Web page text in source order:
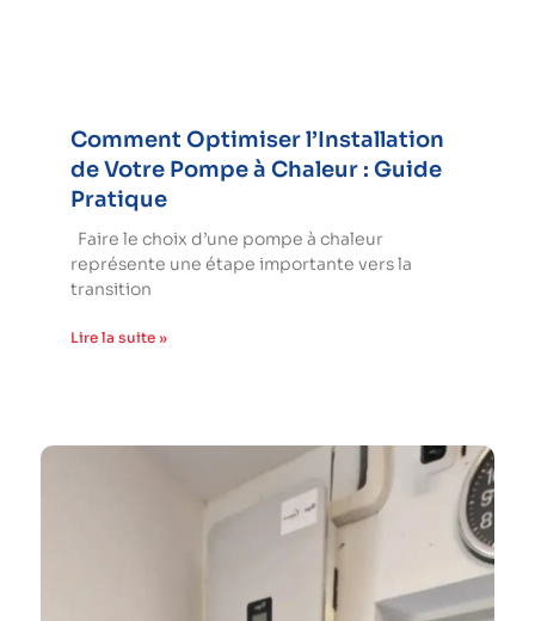
Comment Optimiser l’Installation
de Votre Pompe à Chaleur : Guide
Pratique
Faire le choix d’une pompe à chaleur
représente une étape importante vers la
transition
Lire la suite »